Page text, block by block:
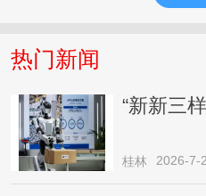
热门新闻
“新新三
桂林 2026-7-